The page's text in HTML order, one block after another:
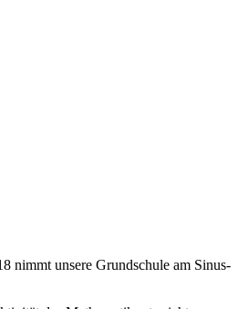
nimmt unsere Grundschule am Sinus-